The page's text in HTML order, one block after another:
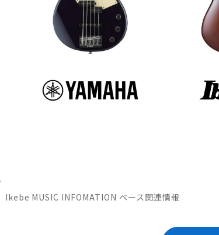
Ikebe MUSIC INFOMATION ベース関連情報